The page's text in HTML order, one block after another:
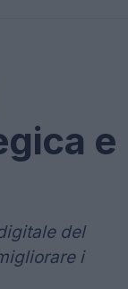
e
del
i